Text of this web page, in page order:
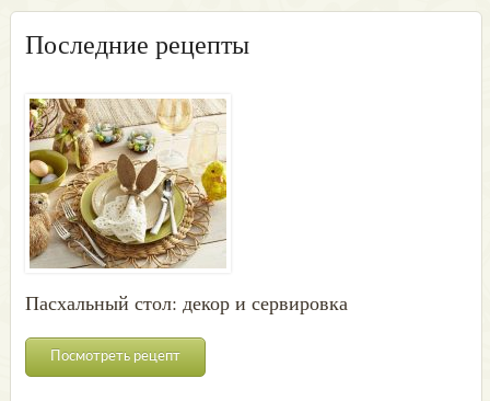
Последние рецепты
Пасхальный стол: декор и сервировка
Посмотреть рецепт